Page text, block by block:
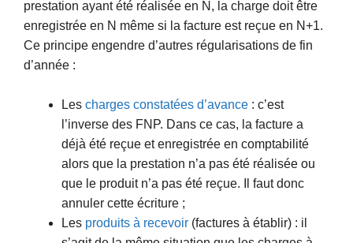
prestation ayant été réalisée en N, la charge doit être
enregistrée en N même si la facture est reçue en N+1.
Ce principe engendre d’autres régularisations de fin
d’année :
Les charges constatées d’avance : c’est
l’inverse des FNP. Dans ce cas, la facture a
déjà été reçue et enregistrée en comptabilité
alors que la prestation n’a pas été réalisée ou
que le produit n’a pas été reçue. Il faut donc
annuler cette écriture ;
Les produits à recevoir (factures à établir) : il